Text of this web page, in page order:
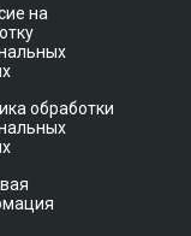
на
обработки